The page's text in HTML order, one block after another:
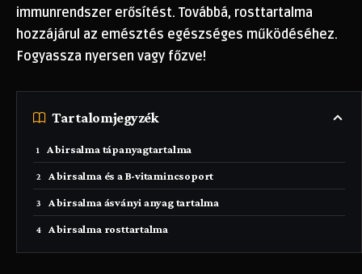
immunrendszer erősítést. Továbbá, rosttartalma
hozzájárul az emésztés egészséges működéséhez.
Fogyassza nyersen vagy főzve!
Tartalomjegyzék
A birsalma tápanyagtartalma
A birsalma és a B-vitamincsoport
A birsalma ásványi anyag tartalma
A birsalma rosttartalma